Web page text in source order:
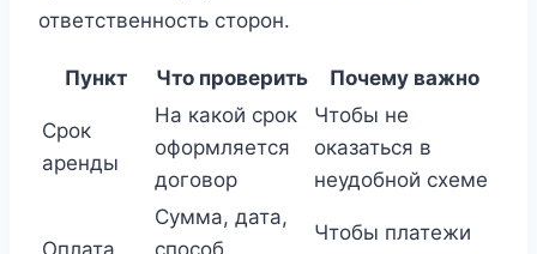
ответственность сторон.
Пункт Что проверить Почему важно
Срок
аренды
На какой срок
оформляется
договор
Чтобы не
оказаться в
неудобной схеме
Оплата
Сумма, дата,
способ
Чтобы платежи